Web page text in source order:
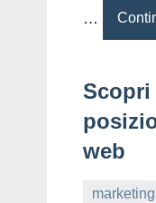
…
Scopri
web
marketing